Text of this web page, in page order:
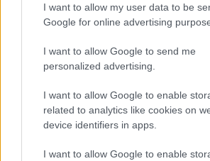
I want to allow my user data to be
Google for online advertising
I want to allow Google to send me
personalized advertising.
I want to allow Google to enable
related to analytics like cookies on
device identifiers in apps.
I want to allow Google to enable